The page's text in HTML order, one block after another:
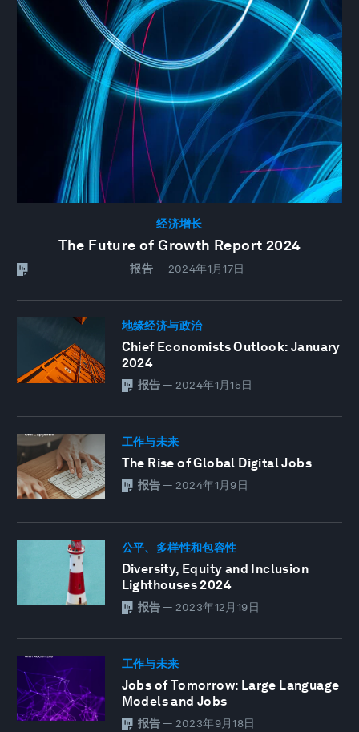
经济增长
The Future of Growth Report 2024
报告 — 2024年1月17日
地缘经济与政治
Chief Economists Outlook: January
2024
报告 — 2024年1月15日
工作与未来
The Rise of Global Digital Jobs
报告 — 2024年1月9日
公平、多样性和包容性
Diversity, Equity and Inclusion
Lighthouses 2024
报告 — 2023年12月19日
工作与未来
Jobs of Tomorrow: Large Language
Models and Jobs
报告 — 2023年9月18日